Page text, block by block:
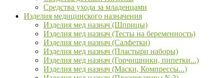
Средства ухода за младенцами
Изделия медицинского назначения
Изделия мед назнач (Шприцы)
Изделия мед назнач (Тесты на беременность)
Изделия мед назнач (Салфетки)
Изделия мед назнач (Пластыри наборы)
Изделия мед назнач (Горчишники, пипетки...)
Изделия мед назнач (Маски, Компрессы...)